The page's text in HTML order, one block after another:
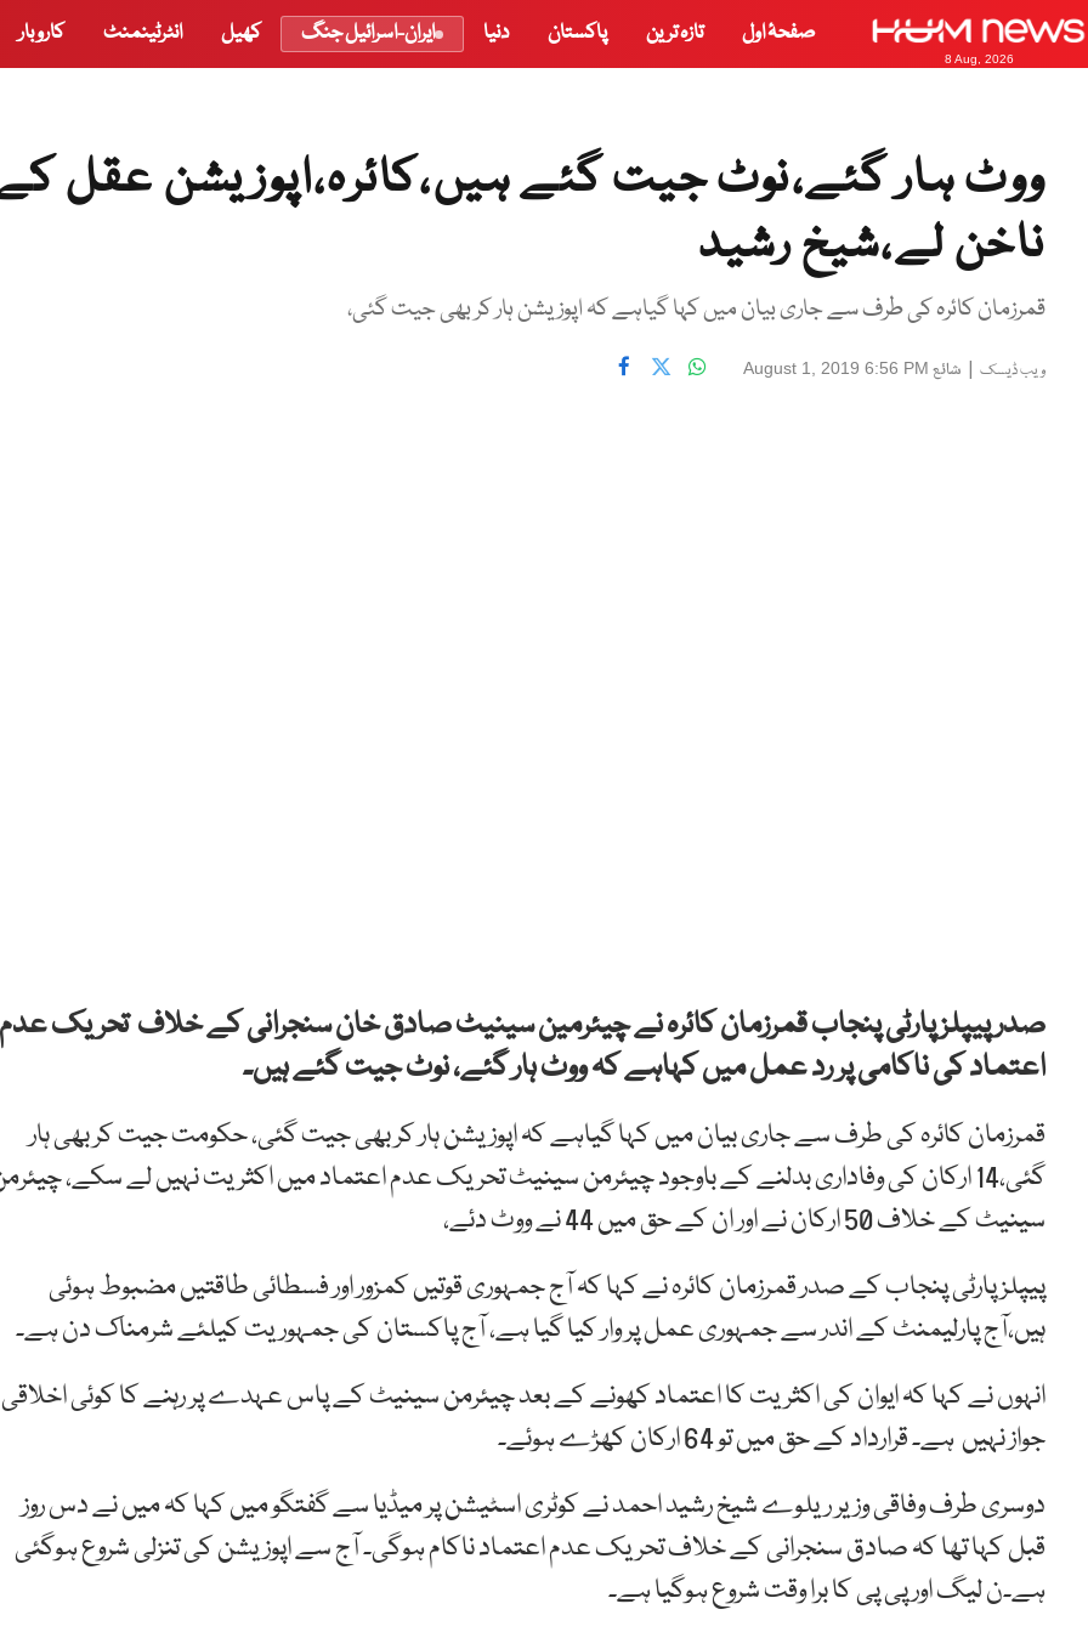
8 Aug, 2026
صفحۂ اول تازہ ترین پاکستان دنیا ایران-اسرائیل جنگ کھیل انٹرٹینمنٹ کاروبار
ووٹ ہار گئے،نوٹ جیت گئے ہیں،کائرہ،اپوزیشن عقل
ناخن لے،شیخ رشید
قمرزمان کائرہ کی طرف سے جاری بیان میں کہا گیاہے کہ اپوزیشن ہار کر بھی جیت گئی،
ویب ڈیسک | شائع August 1, 2019 6:56 PM
صدر پیپلز پارٹی پنجاب قمرزمان کائرہ نے چیئرمین سینیٹ صادق خان سنجرانی کے خلاف تحریک عدم
اعتماد کی ناکامی پر رد عمل میں کہاہے کہ ووٹ ہار گئے، نوٹ جیت گئے ہیں۔
قمرزمان کائرہ کی طرف سے جاری بیان میں کہا گیاہے کہ اپوزیشن ہار کر بھی جیت گئی، حکومت جیت کر بھی ہار
گئی،14 ارکان کی وفاداری بدلنے کے باوجود چیئرمن سینیٹ تحریک عدم اعتماد میں اکثریت نہیں لے سکے،
سینیٹ کے خلاف 50 ارکان نے اور ان کے حق میں 44 نے ووٹ دئے،
پیپلزپارٹی پنجاب کے صدر قمرزمان کائرہ نے کہا کہ آج جمہوری قوتیں کمزور اور فسطائی طاقتیں مضبوط ہوئی
ہیں،آج پارلیمنٹ کے اندر سے جمہوری عمل پر وار کیا گیا ہے، آج پاکستان کی جمہوریت کیلئے شرمناک دن ہے۔
انہوں نے کہا کہ ایوان کی اکثریت کا اعتماد کھونے کے بعد چیئرمن سینیٹ کے پاس عہدے پر رہنے کا کوئی اخلاقی
جواز نہیں ہے۔ قرارداد کے حق میں تو 64 ارکان کھڑے ہوئے۔
دوسری طرف وفاقی وزیر ریلوے شیخ رشید احمد نے کوٹری اسٹیشن پر میڈیا سے گفتگو میں کہا کہ میں نے دس روز
قبل کہا تھا کہ صادق سنجرانی کے خلاف تحریک عدم اعتماد ناکام ہوگی۔ آج سے اپوزیشن کی تنزلی شروع ہوگئی
ہے۔ن لیگ اور پی پی کا برا وقت شروع ہوگیا ہے۔